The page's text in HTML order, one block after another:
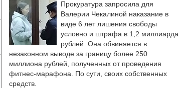
Прокуратура запросила для
Валерии Чекалиной наказание в
виде 6 лет лишения свободы
условно и штрафа в 1,2 миллиарда
рублей. Она обвиняется в
незаконном выводе за границу более 250
миллиона рублей, полученных от проведения
фитнес-марафона. По сути, своих собственных
средств.